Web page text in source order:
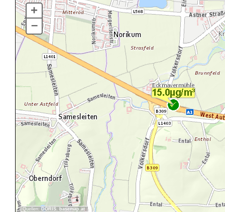
Quellen: DORIS, basemap.at
+
–